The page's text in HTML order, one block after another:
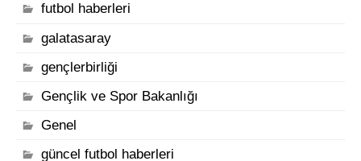
futbol haberleri
galatasaray
gençlerbirliği
Gençlik ve Spor Bakanlığı
Genel
güncel futbol haberleri